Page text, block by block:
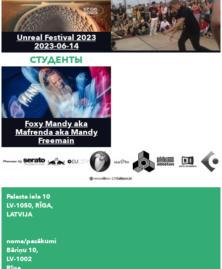
Unreal Festival 2023
2023-06-14
СТУДЕНТЫ
Foxy Mandy aka
Mafrenda aka Mandy
Freemain
Palasta iela 10
LV-1050, RĪGA,
LATVIJA
noma/pasākumi
Bāriņu 10,
LV-1002